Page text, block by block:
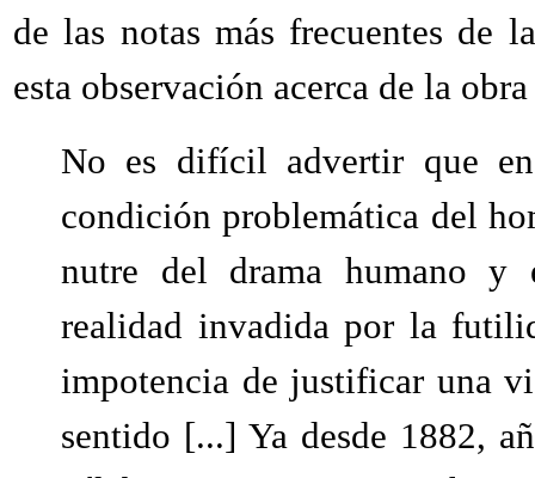
de las notas más frecuentes de
esta observación acerca de la
No es difícil advertir que
condición problemática del
nutre del drama humano y
realidad invadida por la
impotencia de justificar una
sentido [...] Ya desde 1882,